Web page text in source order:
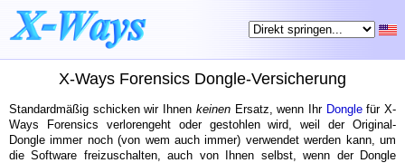
X-Ways Forensics Dongle-Versicherung
Standardmäßig schicken wir Ihnen keinenErsatz, wenn Ihr Donglefür X-
Ways Forensics verlorengeht oder gestohlen wird, weil der Original-
Dongle immer noch (von wem auch immer) verwendet werden kann, um
die Software freizuschalten, auch von Ihnen selbst, wenn der Dongle